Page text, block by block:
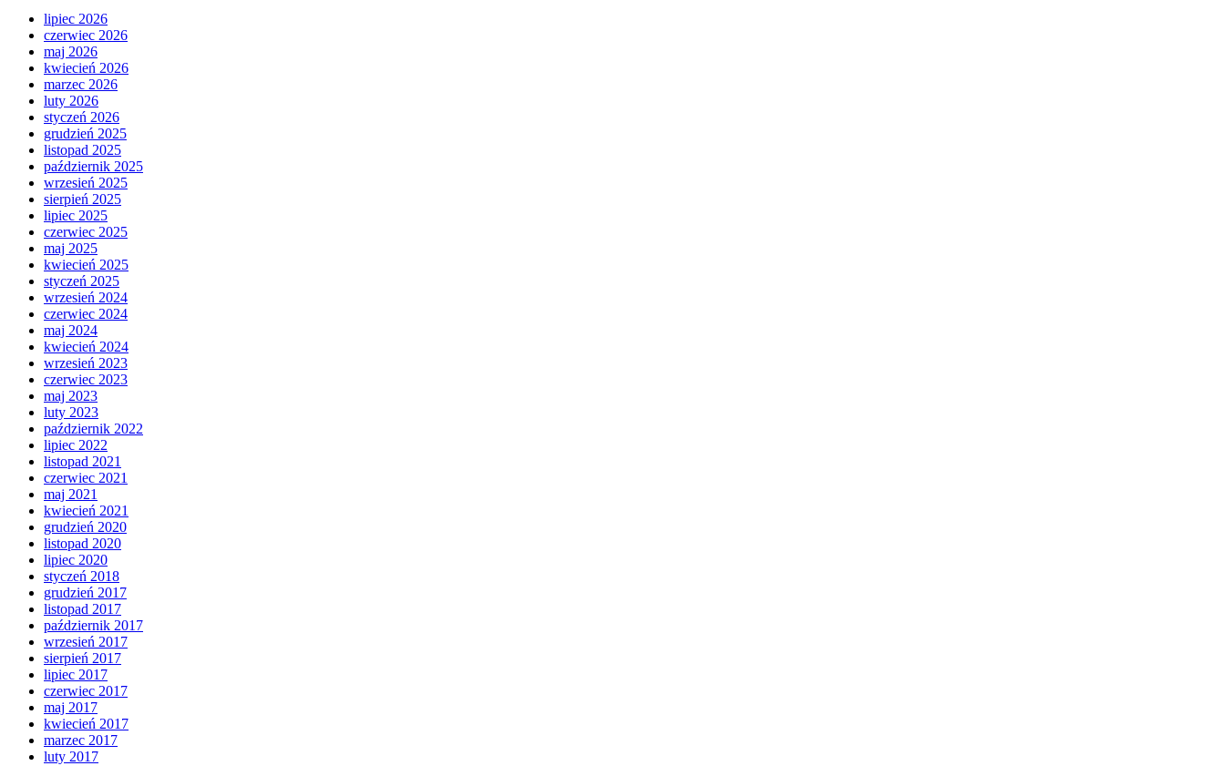
lipiec 2026
czerwiec 2026
maj 2026
kwiecień 2026
marzec 2026
luty 2026
styczeń 2026
grudzień 2025
listopad 2025
październik 2025
wrzesień 2025
sierpień 2025
lipiec 2025
czerwiec 2025
maj 2025
kwiecień 2025
styczeń 2025
wrzesień 2024
czerwiec 2024
maj 2024
kwiecień 2024
wrzesień 2023
czerwiec 2023
maj 2023
luty 2023
październik 2022
lipiec 2022
listopad 2021
czerwiec 2021
maj 2021
kwiecień 2021
grudzień 2020
listopad 2020
lipiec 2020
styczeń 2018
grudzień 2017
listopad 2017
październik 2017
wrzesień 2017
sierpień 2017
lipiec 2017
czerwiec 2017
maj 2017
kwiecień 2017
marzec 2017
luty 2017